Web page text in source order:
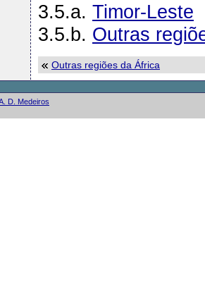
3.5.a. Timor-Leste
3.5.b. Outras
Outras regiões da África
D. Medeiros